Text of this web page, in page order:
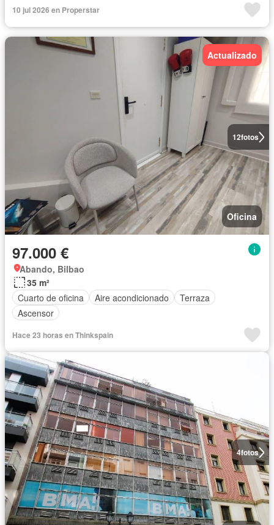
10 jul 2026 en Properstar
12fotos
Actualizado
Oficina
97.000 €
Abando, Bilbao
35 m²
Cuarto de oficina
Aire acondicionado
Terraza
Ascensor
Hace 23 horas en Thinkspain
4fotos